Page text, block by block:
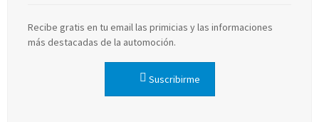
Recibe gratis en tu email las primicias y las informaciones
más destacadas de la automoción.
Suscribirme